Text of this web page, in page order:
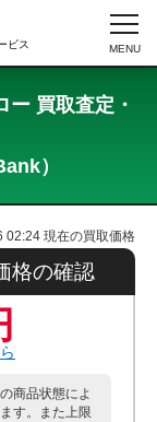
ビス
買取査定・
）
02:24 現在の買取価格
格の確認
商品状態によ
す。また上限